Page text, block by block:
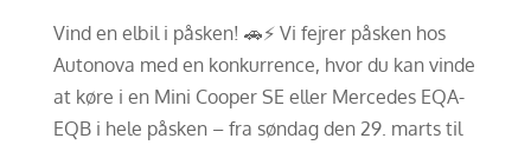
Vind en elbil i påsken! 🚗⚡ Vi fejrer påsken hos
Autonova med en konkurrence, hvor du kan vinde
at køre i en Mini Cooper SE eller Mercedes EQA-
EQB i hele påsken – fra søndag den 29. marts til